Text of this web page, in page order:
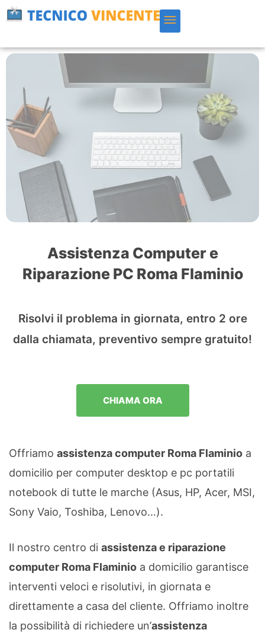
Assistenza Computer e
Riparazione PC Roma Flaminio
Risolvi il problema in giornata, entro 2 ore
dalla chiamata, preventivo sempre gratuito!
CHIAMA ORA
Offriamo assistenza computer Roma Flaminio a
domicilio per computer desktop e pc portatili
notebook di tutte le marche (Asus, HP, Acer, MSI,
Sony Vaio, Toshiba, Lenovo…).
Il nostro centro di assistenza e riparazione
computer Roma Flaminio a domicilio garantisce
interventi veloci e risolutivi, in giornata e
direttamente a casa del cliente. Offriamo inoltre
la possibilità di richiedere un’assistenza